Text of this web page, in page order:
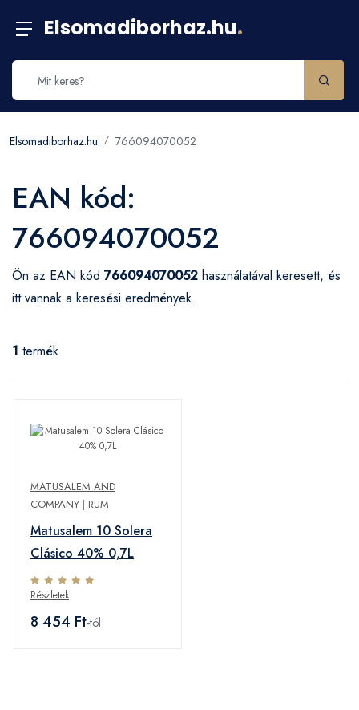
Elsomadiborhaz.hu.
Elsomadiborhaz.hu 766094070052
EAN kód:
766094070052
Ön az EAN kód 766094070052 használatával keresett, és
itt vannak a keresési eredmények.
1 termék
MATUSALEM AND
COMPANY | RUM
Matusalem 10 Solera
Clásico 40% 0,7L
Részletek
8 454 Ft-tól